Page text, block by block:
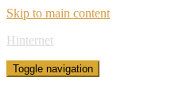
Skip to main content
Hinternet
Toggle navigation